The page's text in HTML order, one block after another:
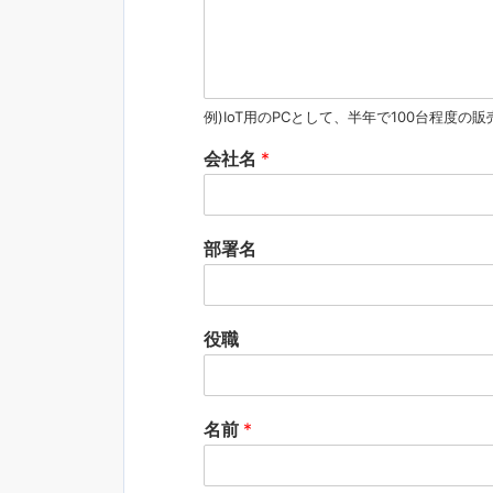
例)IoT用のPCとして、半年で100台程度の販
会社名 *
部署名
役職
名前 *